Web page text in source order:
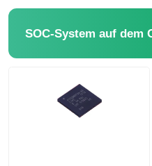
SOC-System auf dem